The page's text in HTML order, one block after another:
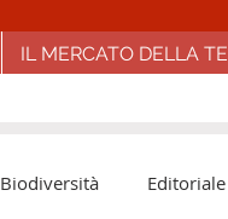
IL MERCATO DELLA
Biodiversità Editoriale